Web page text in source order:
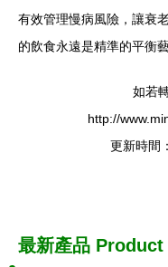
有效管理慢病風險，讓衰
的飲食永遠是精準的平衡
如若
http://
更新時間
最新產品 Product